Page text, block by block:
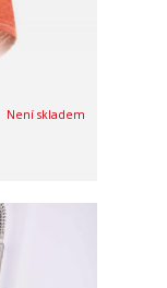
Není skladem